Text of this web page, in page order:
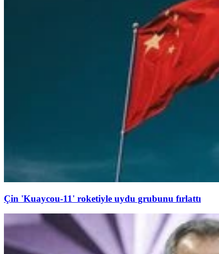
Çin 'Kuaycou-11' roketiyle uydu grubunu fırlattı